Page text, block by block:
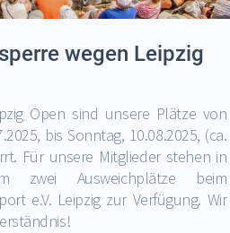
wegen Leipzig
Open sind unsere Plätze von
bis Sonntag, 10.08.2025, (ca.
Für unsere Mitglieder stehen in
zwei Ausweichplätze beim
e.V. Leipzig zur Verfügung. Wir